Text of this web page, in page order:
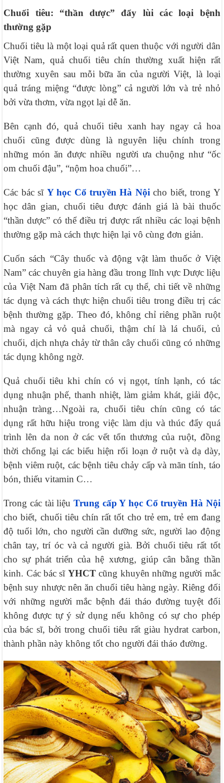
Chuối tiêu: “thần dược” đẩy lùi các loại bệnh
thường gặp
Chuối tiêu là một loại quả rất quen thuộc với người dân
Việt Nam, quả chuối tiêu chín thường xuất hiện rất
thường xuyên sau mỗi bữa ăn của người Việt, là loại
quả tráng miệng “được lòng” cả người lớn và trẻ nhỏ
bởi vừa thơm, vừa ngọt lại dễ ăn.
Bên cạnh đó, quả chuối tiêu xanh hay ngay cả hoa
chuối cũng được dùng là nguyên liệu chính trong
những món ăn được nhiều người ưa chuộng như “ốc
om chuối đậu”, “nộm hoa chuối”…
Các bác sĩ Y học Cổ truyền Hà Nộicho biết, trong Y
học dân gian, chuối tiêu được đánh giá là bài thuốc
“thần dược” có thể điều trị được rất nhiều các loại bệnh
thường gặp mà cách thực hiện lại vô cùng đơn giản.
Cuốn sách “Cây thuốc và động vật làm thuốc ở Việt
Nam” các chuyên gia hàng đầu trong lĩnh vực Dược liệu
của Việt Nam đã phân tích rất cụ thể, chi tiết về những
tác dụng và cách thực hiện chuối tiêu trong điều trị các
bệnh thường gặp. Theo đó, không chỉ riêng phần ruột
mà ngay cả vỏ quả chuối, thậm chí là lá chuối, củ
chuối, dịch nhựa chảy từ thân cây chuối cũng có những
tác dụng không ngờ.
Quả chuối tiêu khi chín có vị ngọt, tính lạnh, có tác
dụng nhuận phế, thanh nhiệt, làm giảm khát, giải độc,
nhuận tràng…Ngoài ra, chuối tiêu chín cũng có tác
dụng rất hữu hiệu trong việc làm dịu và thúc đẩy quá
trình lên da non ở các vết tổn thương của ruột, đồng
thời chống lại các biểu hiện rối loạn ở ruột và dạ dày,
bệnh viêm ruột, các bệnh tiêu chảy cấp và mãn tính, táo
bón, thiếu vitamin C…
Trong các tài liệu Trung cấp Y học Cổ truyền Hà Nội
cho biết, chuối tiêu chín rất tốt cho trẻ em, trẻ em đang
độ tuổi lớn, cho người cần dưỡng sức, người lao động
chân tay, trí óc và cả người già. Bởi chuối tiêu rất tốt
cho sự phát triển của hệ xương, giúp cân bằng thần
kinh. Các bác sĩ YHCTcũng khuyên những người mắc
bệnh suy nhược nên ăn chuối tiêu hàng ngày. Riêng đối
với những người mắc bệnh đái tháo đường tuyệt đối
không được tự ý sử dụng nếu không có sự cho phép
của bác sĩ, bởi trong chuối tiêu rất giàu hydrat carbon,
thành phần này không tốt cho người đái tháo đường.